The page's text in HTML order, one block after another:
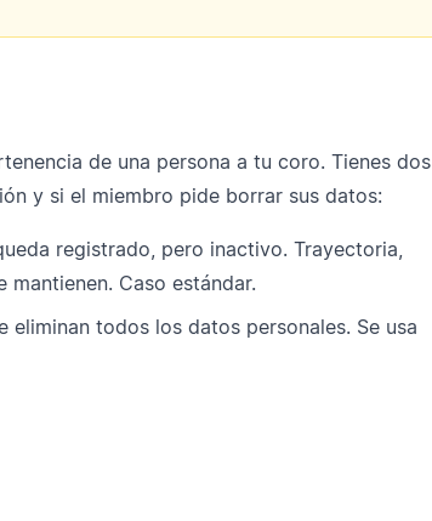
de una persona a tu coro. Tienes dos
y si el miembro pide borrar sus datos:
registrado, pero inactivo. Trayectoria,
Caso estándar.
eliminan todos los datos personales. Se usa